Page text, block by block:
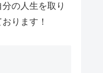
の人生を取り
ります！